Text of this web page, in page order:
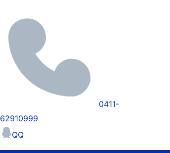
0411-
62910999
QQ